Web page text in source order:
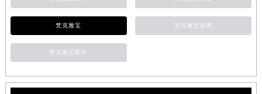
梵克雅宝 梵克雅宝新闻
梵克雅宝配件